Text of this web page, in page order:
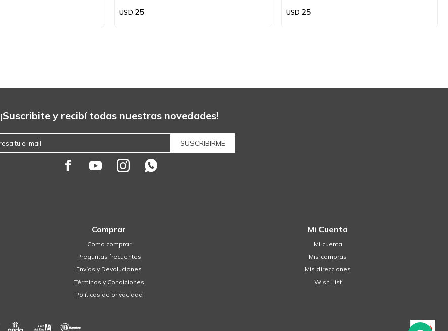
USD 25 USD 25
Comprar
Como comprar
Preguntas frecuentes
Envíos y Devoluciones
Términos y Condiciones
Políticas de privacidad
Mi Cuenta
Mi cuenta
Mis compras
Mis direcciones
Wish List
¡Suscribite y recibí todas nuestras novedades!
SUSCRIBIRME
   